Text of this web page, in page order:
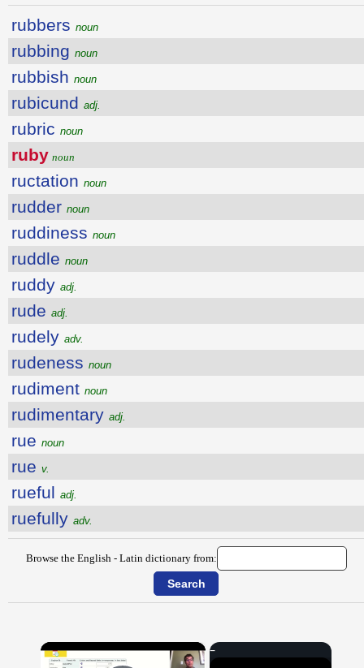
rubbers noun
rubbing noun
rubbish noun
rubicund adj.
rubric noun
ruby noun
ructation noun
rudder noun
ruddiness noun
ruddle noun
ruddy adj.
rude adj.
rudely adv.
rudeness noun
rudiment noun
rudimentary adj.
rue noun
rue v.
rueful adj.
ruefully adv.
Browse the English - Latin dictionary from:
×